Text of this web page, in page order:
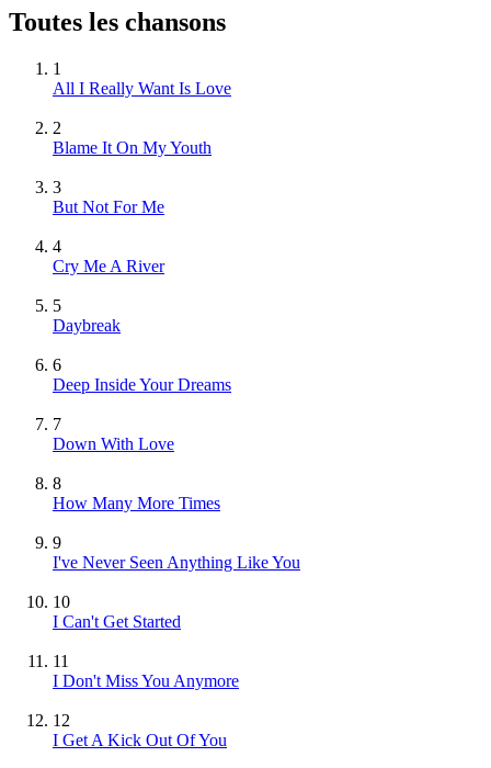
Toutes les chansons
1
All I Really Want Is Love
2
Blame It On My Youth
3
But Not For Me
4
Cry Me A River
5
Daybreak
6
Deep Inside Your Dreams
7
Down With Love
8
How Many More Times
9
I've Never Seen Anything Like You
10
I Can't Get Started
11
I Don't Miss You Anymore
12
I Get A Kick Out Of You